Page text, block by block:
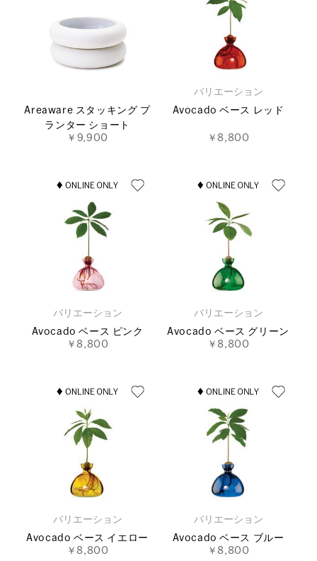
Areaware スタッキング プ
ランター ショート
￥9,900
バリエーション
Avocado ベース レッド
￥8,800
バリエーション
Avocado ベース ピンク
￥8,800
バリエーション
Avocado ベース グリーン
￥8,800
バリエーション
Avocado ベース イエロー
￥8,800
バリエーション
Avocado ベース ブルー
￥8,800